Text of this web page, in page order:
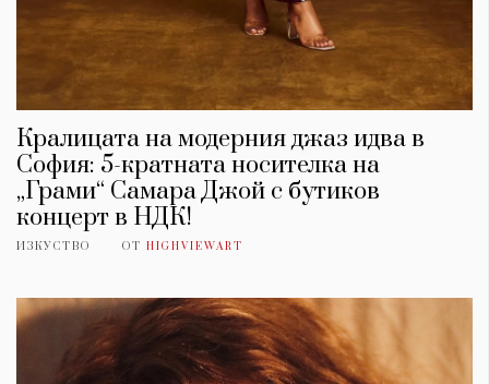
Кралицата на модерния джаз идва в
София: 5-кратната носителка на
„Грами“ Самара Джой с бутиков
концерт в НДК!
ИЗКУСТВО ОТ HIGHVIEWART